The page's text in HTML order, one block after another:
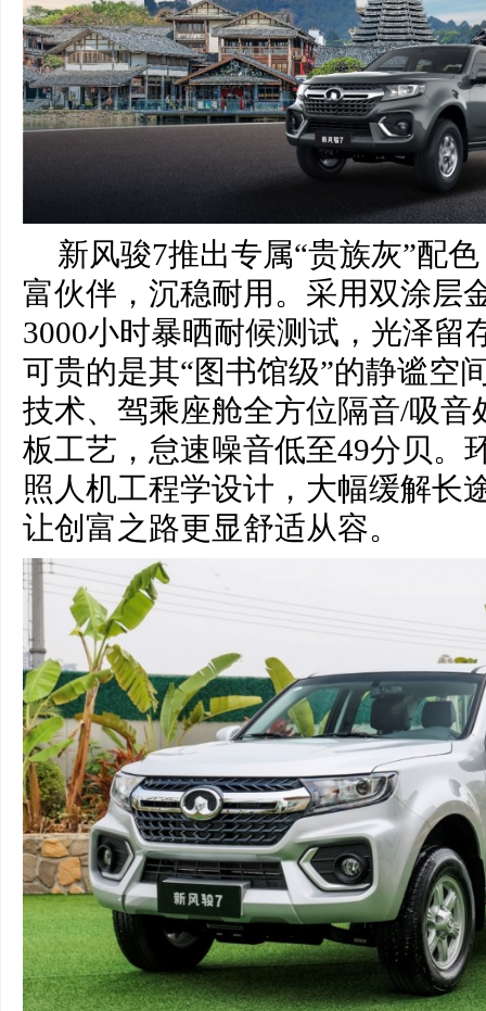
新风骏7推出专属“贵族灰”配
富伙伴，沉稳耐用。采用双涂层
3000小时暴晒耐候测试，光泽留
可贵的是其“图书馆级”的静谧空
技术、驾乘座舱全方位隔音/吸音
板工艺，怠速噪音低至49分贝。
照人机工程学设计，大幅缓解长
让创富之路更显舒适从容。